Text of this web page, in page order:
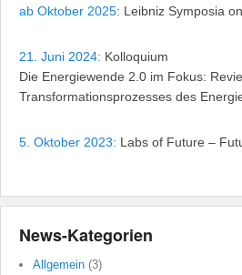
ab Oktober 2025: Leibniz Symposia
21. Juni 2024: Kolloquium
Die Energiewende 2.0 im Fokus:
Transformationsprozesses des
5. Oktober 2023: Labs of Future –
News-Kategorien
Allgemein (3)